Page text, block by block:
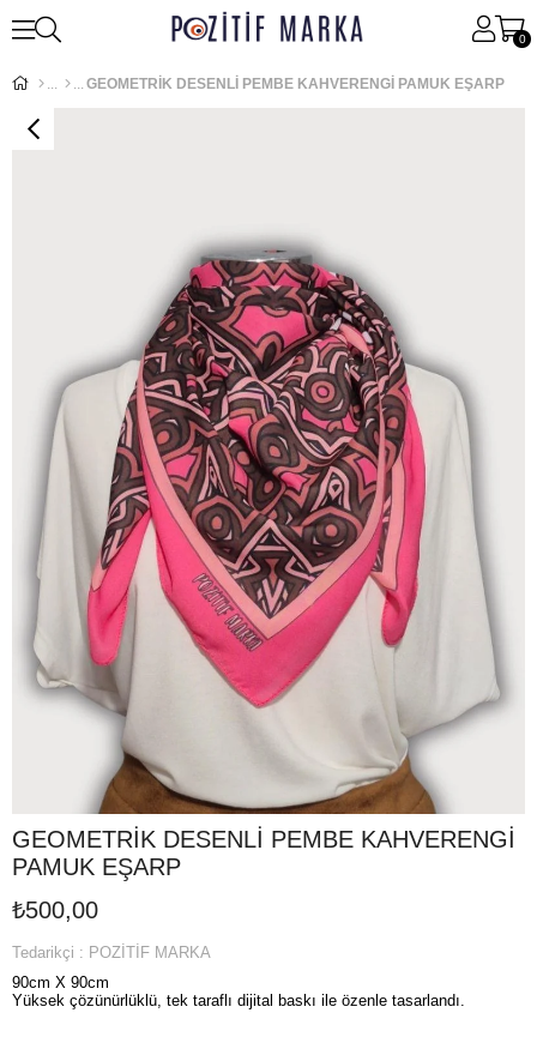
0
GEOMETRİK DESENLİ PEMBE KAHVERENGİ PAMUK EŞARP
GEOMETRİK DESENLİ PEMBE KAHVERENGİ
PAMUK EŞARP
₺500,00
Tedarikçi : POZİTİF MARKA
90cm X 90cm
Yüksek çözünürlüklü, tek taraflı dijital baskı ile özenle tasarlandı.